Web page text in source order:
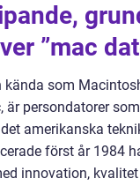
”mac
kända som
är persondatorer
amerikanska
först år 1984
innovation,